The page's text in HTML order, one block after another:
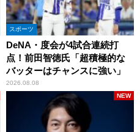
スポーツ
DeNA・度会が4試合連続打
点！前田智徳氏「超積極的な
バッターはチャンスに強い」
2026.08.08
NEW